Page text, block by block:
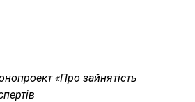
«Про зайнятість